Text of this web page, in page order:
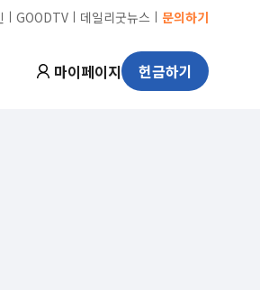
ㅣ GOODTV ㅣ 데일리굿뉴스 ㅣ 문의하기
마이페이지 헌금하기